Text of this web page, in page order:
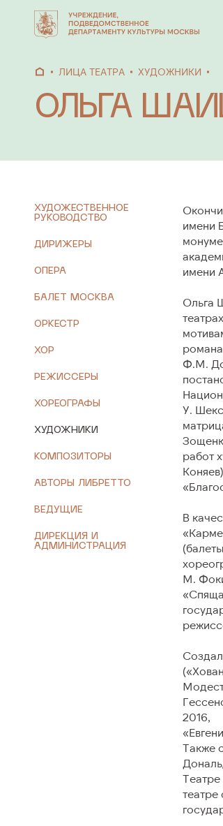
АФИША
И ПРОЕКТЫ
Крещенский фестиваль в Новой
Опере – 2026
Правила приобретения билетов
ЛИЦА ТЕАТРА ХУДОЖНИКИ
ОЛЬГА
ХУДОЖЕСТВЕННОЕ
РУКОВОДСТВО
ДИРИЖЕРЫ
ОПЕРА
БАЛЕТ МОСКВА
ОРКЕСТР
ХОР
РЕЖИССЕРЫ
ХОРЕОГРАФЫ
ХУДОЖНИКИ
КОМПОЗИТОРЫ
АВТОРЫ ЛИБРЕТТО
ВЕДУЩИЕ
ДИРЕКЦИЯ И
АДМИНИСТРАЦИЯ
имени
имени
Ольга
романа
Ф.М.
У.
работ
В
М.
2016,
Также